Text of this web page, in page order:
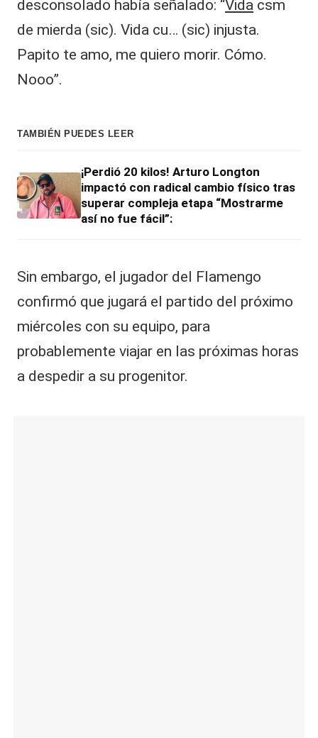
desconsolado había señalado: “Vida csm
de mierda (sic). Vida cu… (sic) injusta.
Papito te amo, me quiero morir. Cómo.
Nooo”.
TAMBIÉN PUEDES LEER
¡Perdió 20 kilos! Arturo Longton
impactó con radical cambio físico tras
superar compleja etapa “Mostrarme
así no fue fácil”:
Sin embargo, el jugador del Flamengo
confirmó que jugará el partido del próximo
miércoles con su equipo, para
probablemente viajar en las próximas horas
a despedir a su progenitor.